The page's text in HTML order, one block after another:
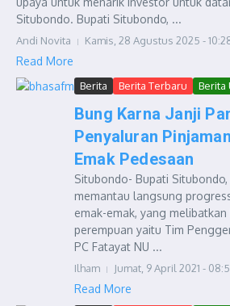
Situbondo. Bupati Situbondo, ...
Andi Novita Kamis, 28 Agustus 2025 -
Read More
Berita Berita Terbaru Berita
Bung Karna Janji
Penyaluran
Emak Pedesaan
Situbondo- Bupati
memantau langsung
emak-emak, yang
perempuan yaitu Tim
PC Fatayat NU ...
Ilham Jumat, 9 April 2021 -
Read More